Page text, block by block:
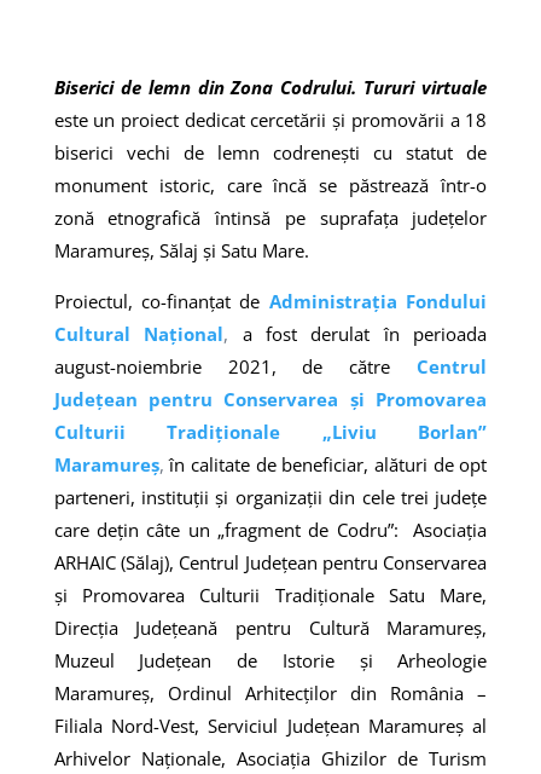
Biserici de lemn din Zona Codrului. Tururi virtuale
este un proiect dedicat cercetării și promovării a 18
biserici vechi de lemn codrenești cu statut de
monument istoric, care încă se păstrează într-o
zonă etnografică întinsă pe suprafața județelor
Maramureș, Sălaj și Satu Mare.
Proiectul, co-finanțat de Administrația Fondului
Cultural Național, a fost derulat în perioada
august-noiembrie 2021, de către
Centrul
Județean pentru Conservarea și Promovarea
Culturii Tradiționale „Liviu Borlan”
Maramureș,în calitate de beneficiar, alături de opt
parteneri, instituții și organizații din cele trei județe
care dețin câte un „fragment de Codru”: Asociația
ARHAIC (Sălaj), Centrul Județean pentru Conservarea
și Promovarea Culturii Tradiționale Satu Mare,
Direcția Județeană pentru Cultură Maramureș,
Muzeul Județean de Istorie și Arheologie
Maramureș, Ordinul Arhitecților din România –
Filiala Nord-Vest, Serviciul Județean Maramureș al
Arhivelor Naționale, Asociația Ghizilor de Turism